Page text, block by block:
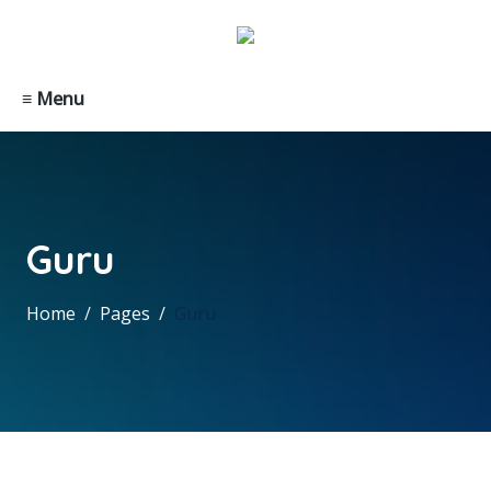
≡ Menu
Guru
Home Pages